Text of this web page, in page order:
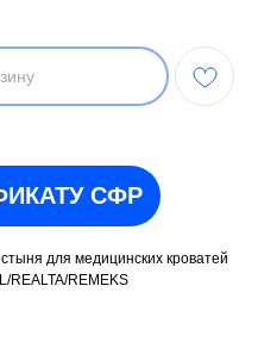
СФР
для медицинских кроватей
REALTA/REMEKS